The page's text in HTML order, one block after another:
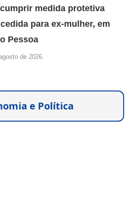
medida protetiva
para ex-mulher, em
Pessoa
de 2026
e Política